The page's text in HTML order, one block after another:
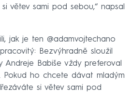
větev sami pod sebou,“ napsal
jak je ten @adamvojtechano
Bezvýhradně sloužil
Andreje Babiše vždy preferoval
Pokud ho chcete dávat mladým
si větev sami pod